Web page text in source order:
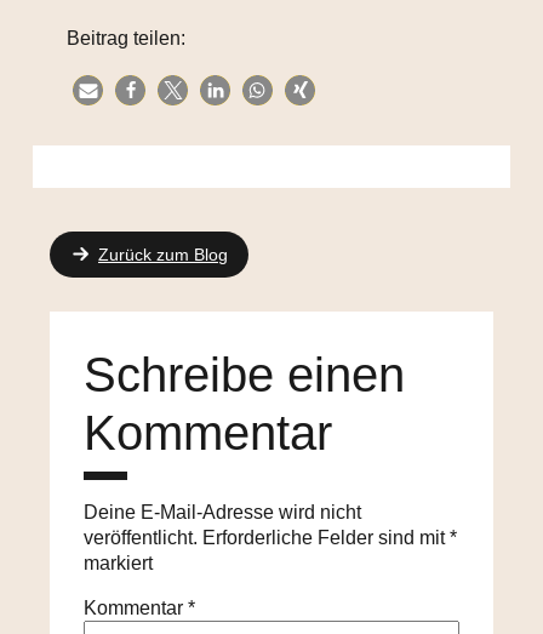
Beitrag teilen:
Zurück zum Blog
Schreibe einen
Kommentar
Deine E-Mail-Adresse wird nicht
veröffentlicht. Erforderliche Felder sind mit*
markiert
Kommentar*